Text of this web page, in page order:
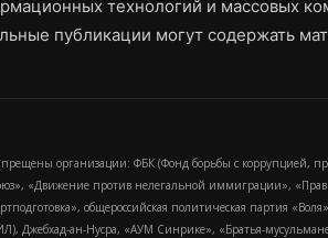
технологий и массовых
публикации могут содержать
организации: ФБК (Фонд борьбы с коррупцией,
«Движение против нелегальной иммиграции»,
общероссийская политическая партия
Джебхад-ан-Нусра, «АУМ Синрике», «Братья-